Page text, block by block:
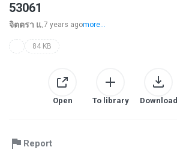
53061
จิตตรา แ.7 years agomore...
84 KB
Open To library Download
Report